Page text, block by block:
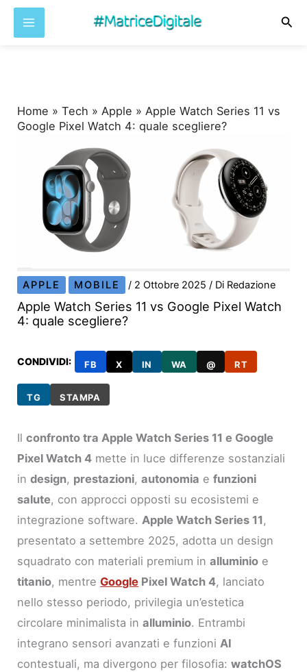
Home »Tech »Apple »Apple Watch Series 11 vs
Google Pixel Watch 4: quale scegliere?
APPLE MOBILE / 2 Ottobre 2025/ Di Redazione
Apple Watch Series 11 vs Google Pixel Watch
4: quale scegliere?
CONDIVIDI: FB X IN WA @ RT
TG STAMPA
Ilconfronto tra Apple Watch Series 11 e Google
Pixel Watch 4 mette in luce differenze sostanziali
indesign, prestazioni,autonomia efunzioni
salute, con approcci opposti su ecosistemi e
integrazione software.Apple Watch Series 11,
presentato a settembre 2025, adotta un design
squadrato con materiali premium inalluminio e
titanio, mentreGoogle Pixel Watch 4, lanciato
nello stesso periodo, privilegia un’estetica
circolare minimalista inalluminio. Entrambi
integrano sensori avanzati e funzioniAI
contestuali, ma divergono per filosofia:watchOS